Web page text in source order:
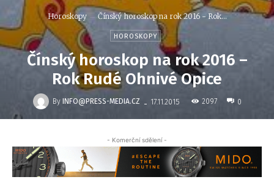
Horoskopy Čínský horoskop na rok 2016 - Rok...
HOROSKOPY
Čínský horoskop na rok 2016 –
Rok Rudé Ohnivé Opice
By INFO@PRESS-MEDIA.CZ - 17.11.2015 2097 0
- Komerční sdělení -